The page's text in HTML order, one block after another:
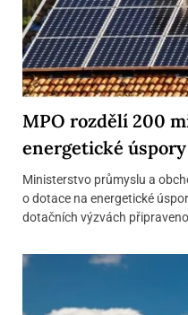
MPO rozdělí 200
energetické
Ministerstvo průmyslu a
o dotace na energetické
dotačních výzvách